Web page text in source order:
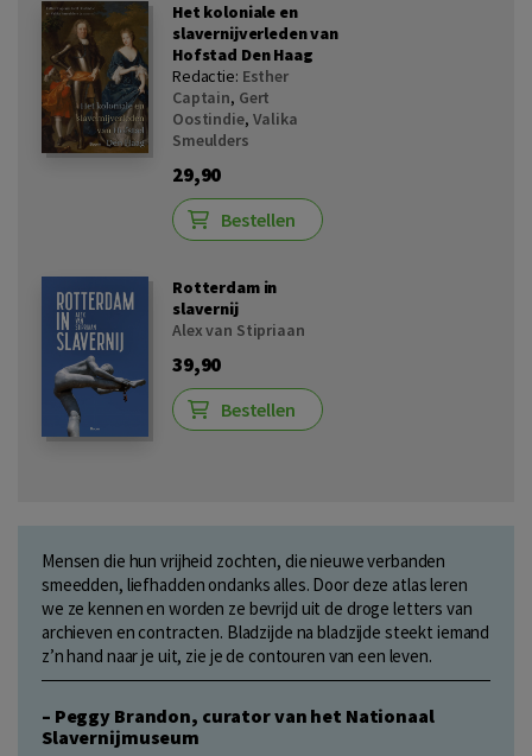
Het koloniale en
slavernijverleden van
Hofstad Den Haag
Redactie: Esther
Captain, Gert
Oostindie, Valika
Smeulders
29,90
Bestellen
Rotterdam in
slavernij
Alex van Stipriaan
39,90
Bestellen
Mensen die hun vrijheid zochten, die nieuwe verbanden
smeedden, liefhadden ondanks alles. Door deze atlas leren
we ze kennen en worden ze bevrijd uit de droge letters van
archieven en contracten. Bladzijde na bladzijde steekt iemand
z’n hand naar je uit, zie je de contouren van een leven.
– Peggy Brandon, curator van het Nationaal
Slavernijmuseum